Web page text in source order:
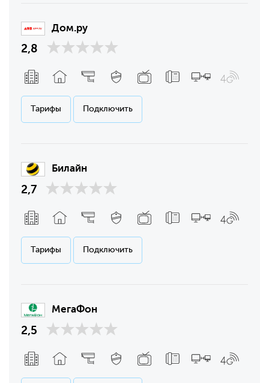
Дом.ру
2,8
Тарифы Подключить
Билайн
2,7
Тарифы Подключить
МегаФон
2,5